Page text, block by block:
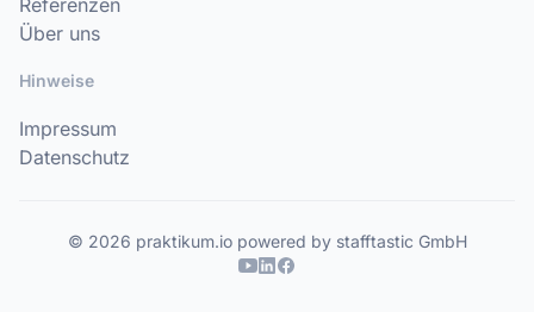
Referenzen
Über uns
Hinweise
Impressum
Datenschutz
© 2026 praktikum.io powered by stafftastic GmbH